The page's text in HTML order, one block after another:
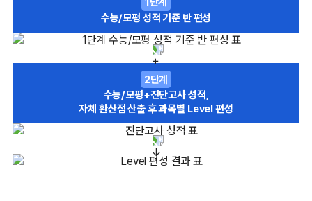
수능/모평 성적 기준 반 편성
2단계
수능/모평+진단고사 성적,
자체 환산점 산출 후 과목별 Level 편성